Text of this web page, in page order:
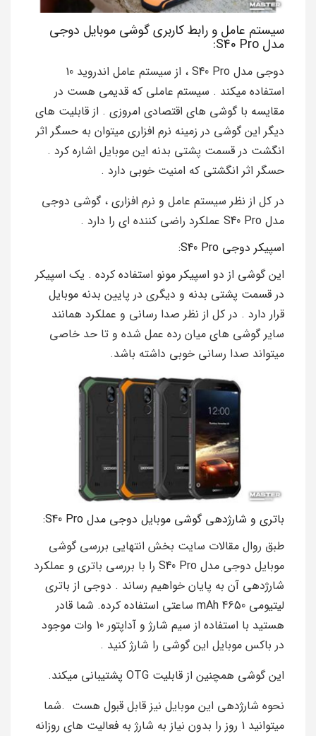
سیستم عامل و رابط کاربری گوشی موبایل دوجی
مدل S40 Pro:
دوجی مدل S40 Pro ، از سیستم عامل اندروید 10
استفاده میکند . سیستم عاملی که قدیمی هست در
مقایسه با گوشی های اقتصادی امروزی . از قابلیت های
دیگر این گوشی در زمینه نرم افزاری میتوان به حسگر اثر
انگشت در قسمت پشتی بدنه این موبایل اشاره کرد .
حسگر اثر انگشتی که امنیت خوبی دارد .
در کل از نظر سیستم عامل و نرم افزاری ، گوشی دوجی
مدل S40 Pro عملکرد راضی کننده ای را دارد .
اسپیکر دوجی S40 Pro:
این گوشی از دو اسپیکر مونو استفاده کرده . یک اسپیکر
در قسمت پشتی بدنه و دیگری در پایین بدنه موبایل
قرار دارد . در کل از نظر صدا رسانی و عملکرد همانند
سایر گوشی های میان رده عمل شده و تا حد خاصی
میتواند صدا رسانی خوبی داشته باشد.
باتری و شارژدهی گوشی موبایل دوجی مدل S40 Pro:
طبق روال مقالات سایت بخش انتهایی بررسی گوشی
موبایل دوجی مدل S40 Pro را با بررسی باتری و عملکرد
شارژدهی آن به پایان خواهیم رساند . دوجی از باتری
لیتیومی 4650 mAh ساعتی استفاده کرده. شما قادر
هستید با استفاده از سیم شارژ و آداپتور 10 وات موجود
در باکس موبایل این گوشی را شارژ کنید .
این گوشی همچنین از قابلیت OTG پشتیبانی میکند.
نحوه شارژدهی این موبایل نیز قابل قبول هست .شما
میتوانید 1 روز را بدون نیاز به شارژ به فعالیت های روزانه